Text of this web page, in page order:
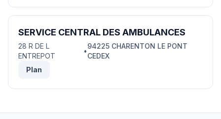
SERVICE CENTRAL DES AMBULANCES
28 R DE L
ENTREPOT
•
94225 CHARENTON LE PONT
CEDEX
Plan